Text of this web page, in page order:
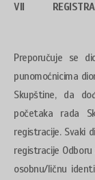
VII
Preporučuje se
punomoćnicima
Skupštine, da
početaka rada
registracije. Svaki
registracije
osobnu/ličnu